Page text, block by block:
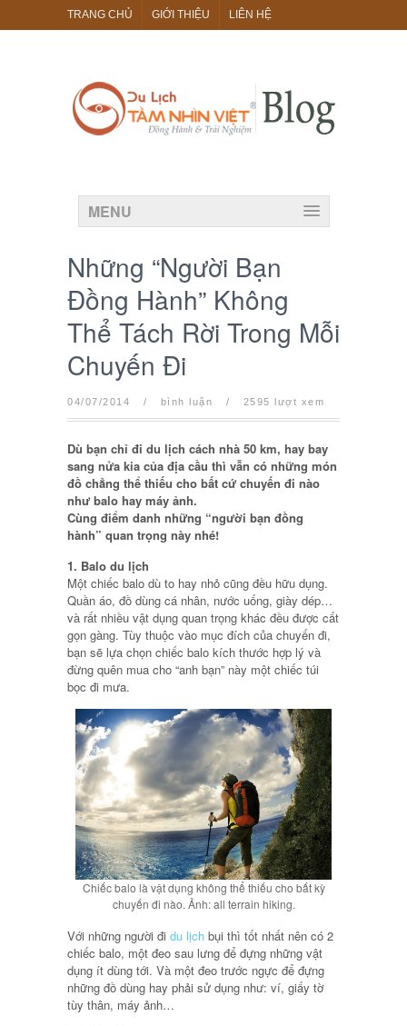
TRANG CHỦ GIỚI THIỆU LIÊN HỆ
MENU
Những “Người Bạn
Đồng Hành” Không
Thể Tách Rời Trong Mỗi
Chuyến Đi
04/07/2014 / bình luận / 2595 lượt xem
Dù bạn chỉ đi du lịch cách nhà 50 km, hay bay
sang nửa kia của địa cầu thì vẫn có những món
đồ chẳng thể thiếu cho bất cứ chuyến đi nào
như balo hay máy ảnh.
Cùng điểm danh những “người bạn đồng
hành” quan trọng này nhé!
1. Balo du lịch
Một chiếc balo dù to hay nhỏ cũng đều hữu dụng.
Quần áo, đồ dùng cá nhân, nước uống, giày dép…
và rất nhiều vật dụng quan trọng khác đều được cất
gọn gàng. Tùy thuộc vào mục đích của chuyến đi,
bạn sẽ lựa chọn chiếc balo kích thước hợp lý và
đừng quên mua cho “anh bạn” này một chiếc túi
bọc đi mưa.
Chiếc balo là vật dụng không thể thiếu cho bất kỳ
chuyến đi nào. Ảnh: all terrain hiking.
Với những người đi du lịch bụi thì tốt nhất nên có 2
chiếc balo, một đeo sau lưng để đựng những vật
dụng ít dùng tới. Và một đeo trước ngực để đựng
những đồ dùng hay phải sử dụng như: ví, giấy tờ
tùy thân, máy ảnh…